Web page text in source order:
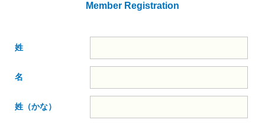
Member Registration
姓
名
姓（かな）